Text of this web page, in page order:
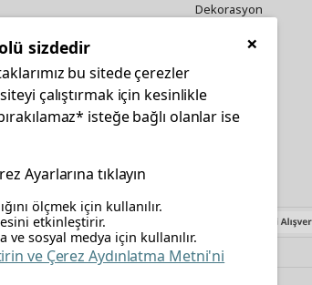
aksesuar
Kurumsal Kart
Dekorasyon
Züccaciye
instagrampinterestyoutubelinkedin
×
sizdedir
bu sitede çerezler
çalıştırmak için kesinlikle
isteğe bağlı olanlar ise
Ayarlarına tıklayın
ölçmek için kullanılır.
etkinleştirir.
ve sosyal medya için kullanılır.
ve Çerez Aydınlatma Metni'ni